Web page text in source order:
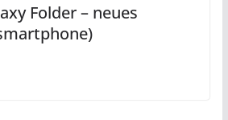
Folder – neues